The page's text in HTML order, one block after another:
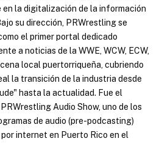
en la digitalización de la información
su dirección, PRWrestling se
el primer portal dedicado
a noticias de la WWE, WCW, ECW,
local puertorriqueña, cubriendo
la transición de la industria desde
hasta la actualidad. Fue el
Audio Show, uno de los
de audio (pre-podcasting)
internet en Puerto Rico en el